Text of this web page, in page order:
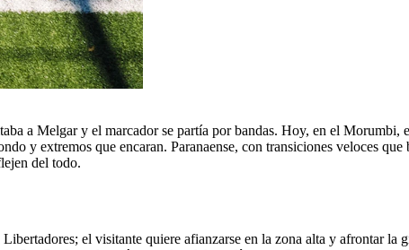
a Melgar y el marcador se partía por bandas. Hoy, en el Morumbi,
y extremos que encaran. Paranaense, con transiciones veloces que
del todo.
el visitante quiere afianzarse en la zona alta y afrontar la